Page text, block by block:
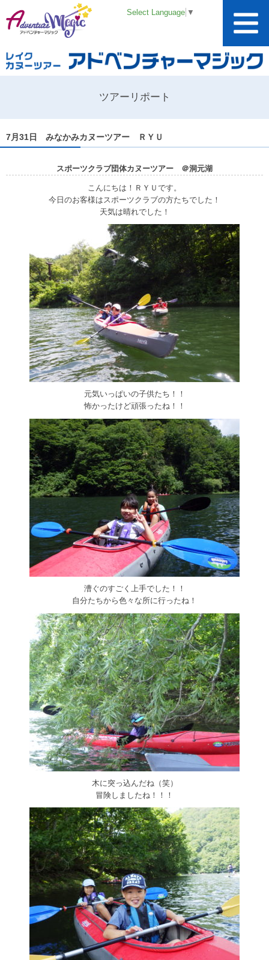
Select Language ▼
ツアーリポート
7月31日 みなかみカヌーツアー ＲＹＵ
スポーツクラブ団体カヌーツアー ＠洞元湖
こんにちは！ＲＹＵです。
今日のお客様はスポーツクラブの方たちでした！
天気は晴れでした！
元気いっぱいの子供たち！！
怖かったけど頑張ったね！！
漕ぐのすごく上手でした！！
自分たちから色々な所に行ったね！
木に突っ込んだね（笑）
冒険しましたね！！！